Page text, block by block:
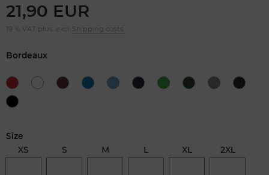
21,90 EUR
19 % VAT plus. excl. Shipping costs
Bordeaux
Size
XS
S M L XL 2XL